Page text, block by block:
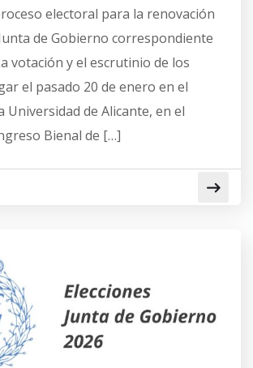
electoral para la renovación
de Gobierno correspondiente
votación y el escrutinio de los
el pasado 20 de enero en el
Universidad de Alicante, en el
Bienal de […]